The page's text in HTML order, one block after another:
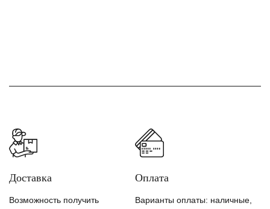
Доставка
Возможность получить
Оплата
Варианты оплаты: наличные,